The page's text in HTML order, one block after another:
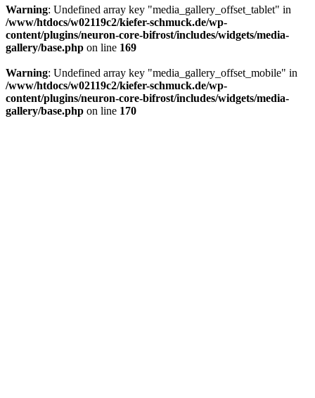
Warning: Undefined array key "media_gallery_offset_tablet" in
/www/htdocs/w02119c2/kiefer-schmuck.de/wp-
content/plugins/neuron-core-bifrost/includes/widgets/media-
gallery/base.php on line 169
Warning: Undefined array key "media_gallery_offset_mobile" in
/www/htdocs/w02119c2/kiefer-schmuck.de/wp-
content/plugins/neuron-core-bifrost/includes/widgets/media-
gallery/base.php on line 170